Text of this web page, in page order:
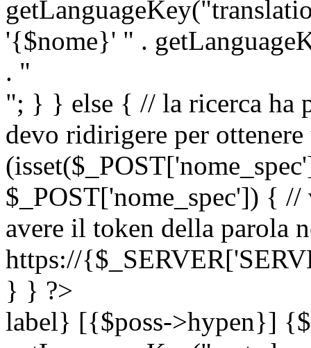
'{$nome}' " .
. "
"; } } else { // la ricerca ha
devo ridirigere per
$_POST['nome_spec']) {
avere il token della parola
https://
} } ?>
label} [{$poss->hypen}]